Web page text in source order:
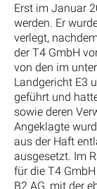
Erst im Januar
werden. Er
verlegt,
der T4 GmbH
von den im
Landgericht E3
geführt und
sowie deren
Angeklagte
aus der Haft
ausgesetzt. Im
für die T4
B2 AG, mit der